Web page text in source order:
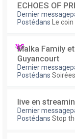
ECHOES OF
Dernier
Postédans
Le
Malka Family
Guyancourt
Dernier
Postédans
live en
Dernier
Postédans Stop